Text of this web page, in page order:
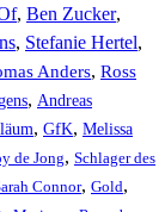
, Ben Zucker,
, Stefanie Hertel,
Anders, Ross
, Andreas
, GfK, Melissa
de Jong, Schlager des
Connor, Gold,